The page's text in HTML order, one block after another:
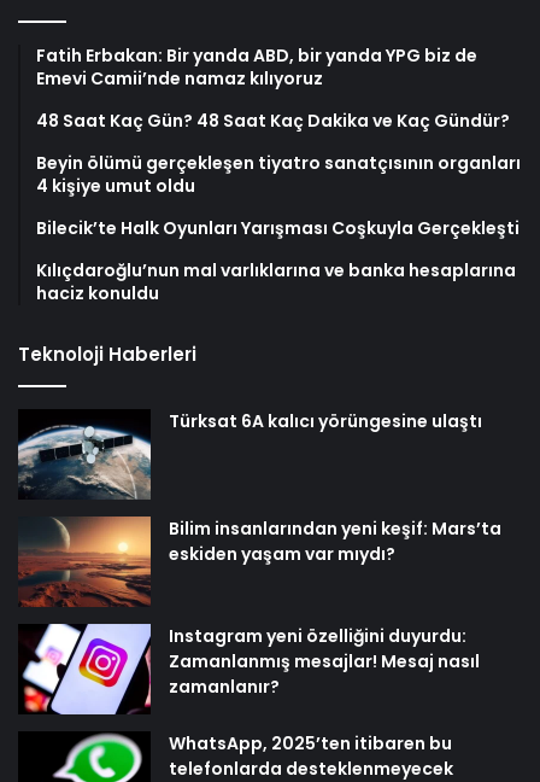
Fatih Erbakan: Bir yanda ABD, bir yanda YPG biz de
Emevi Camii’nde namaz kılıyoruz
48 Saat Kaç Gün? 48 Saat Kaç Dakika ve Kaç Gündür?
Beyin ölümü gerçekleşen tiyatro sanatçısının organları
4 kişiye umut oldu
Bilecik’te Halk Oyunları Yarışması Coşkuyla Gerçekleşti
Kılıçdaroğlu’nun mal varlıklarına ve banka hesaplarına
haciz konuldu
Teknoloji Haberleri
Türksat 6A kalıcı yörüngesine ulaştı
Bilim insanlarından yeni keşif: Mars’ta
eskiden yaşam var mıydı?
Instagram yeni özelliğini duyurdu:
Zamanlanmış mesajlar! Mesaj nasıl
zamanlanır?
WhatsApp, 2025’ten itibaren bu
telefonlarda desteklenmeyecek